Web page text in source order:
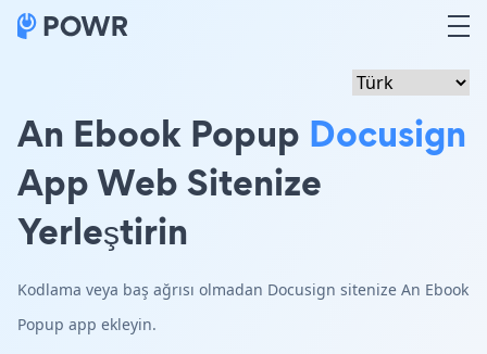
An Ebook Popup Docusign
App Web Sitenize
Yerleştirin
Kodlama veya baş ağrısı olmadan Docusign sitenize An Ebook
Popup app ekleyin.